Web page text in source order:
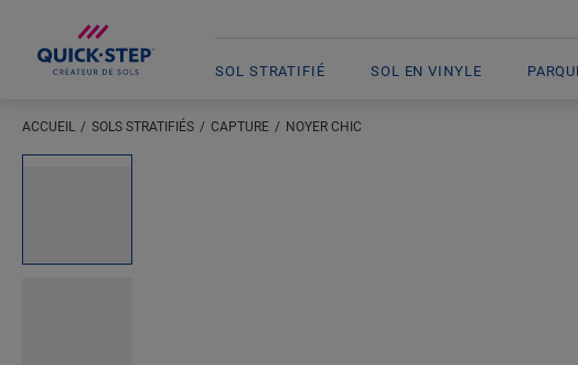
SOL STRATIFIÉ SOL EN VINYLE
ACCUEIL SOLS STRATIFIÉS CAPTURE NOYER CHIC